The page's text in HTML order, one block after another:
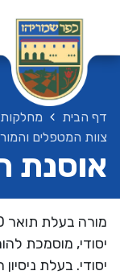
דף הבית
צוות המטפלים
אוסנת
מורה בעלת תואר
יסודי, מוסמכת
יסודי. בעלת